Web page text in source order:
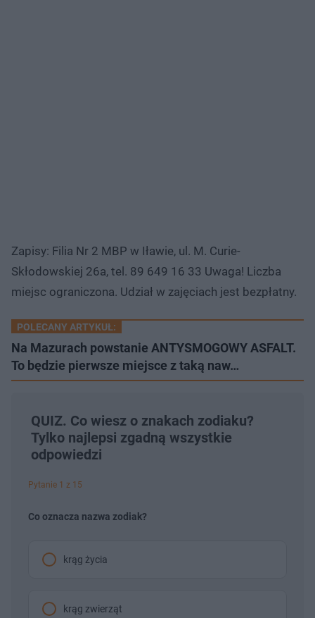
Zapisy: Filia Nr 2 MBP w Iławie, ul. M. Curie-
Skłodowskiej 26a, tel. 89 649 16 33 Uwaga! Liczba
miejsc ograniczona. Udział w zajęciach jest bezpłatny.
POLECANY ARTYKUŁ:
Na Mazurach powstanie ANTYSMOGOWY ASFALT.
To będzie pierwsze miejsce z taką naw…
QUIZ. Co wiesz o znakach zodiaku?
Tylko najlepsi zgadną wszystkie
odpowiedzi
Pytanie 1 z 15
Co oznacza nazwa zodiak?
krąg życia
krąg zwierząt